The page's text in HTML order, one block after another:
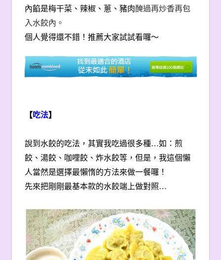
內餡是梅干菜、辣椒、蔥、豬肉醃過再炒香再包
入水餃內。
個人覺得還不錯！推薦大家試試看囉～
【 吃法】
說到水餃的吃法，其實我吃過很多種…如：煎
餃、湯餃、咖哩餃、炸水餃等，但是，我這個懶
人當然是選擇最懶惰的方法來做一餐囉！
先來把剛剛最基本款的水餃端上做對照…